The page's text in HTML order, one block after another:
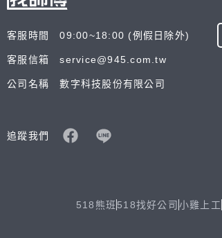
客服時間 09:00~18:00 (例假日除外)
客服信箱 service@945.com.tw
公司名稱 數字科技股份有限公司
追蹤我們
518熊班 518找好公司 小雞上工